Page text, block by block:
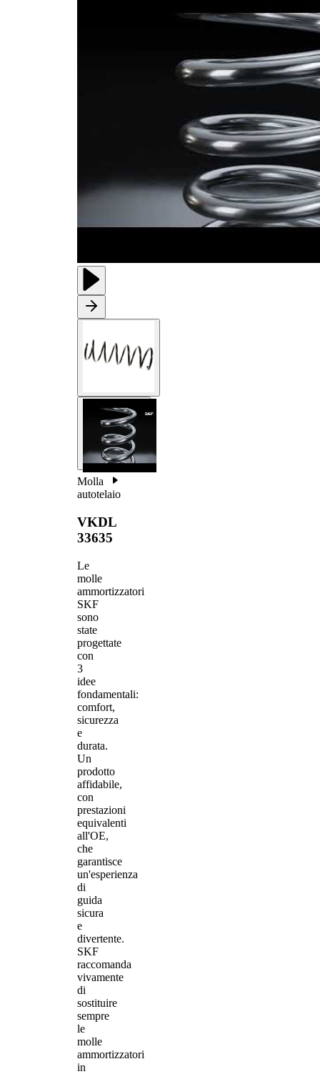
Molla
autotelaio
VKDL
33635
Le
molle
ammortizzatori
SKF
sono
state
progettate
con
3
idee
fondamentali:
comfort,
sicurezza
e
durata.
Un
prodotto
affidabile,
con
prestazioni
equivalenti
all'OE,
che
garantisce
un'esperienza
di
guida
sicura
e
divertente.
SKF
raccomanda
vivamente
di
sostituire
sempre
le
molle
ammortizzatori
in